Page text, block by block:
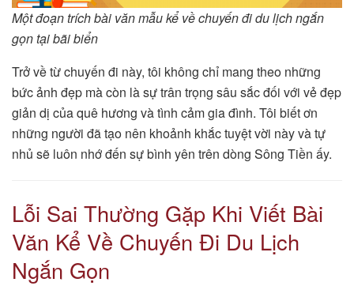
Một đoạn trích bài văn mẫu kể về chuyến đi du lịch ngắn
gọn tại bãi biển
Trở về từ chuyến đi này, tôi không chỉ mang theo những
bức ảnh đẹp mà còn là sự trân trọng sâu sắc đối với vẻ đẹp
giản dị của quê hương và tình cảm gia đình. Tôi biết ơn
những người đã tạo nên khoảnh khắc tuyệt vời này và tự
nhủ sẽ luôn nhớ đến sự bình yên trên dòng Sông Tiền ấy.
Lỗi Sai Thường Gặp Khi Viết Bài
Văn Kể Về Chuyến Đi Du Lịch
Ngắn Gọn